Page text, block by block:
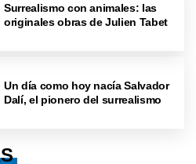
Surrealismo con animales: las
originales obras de Julien Tabet
Un día como hoy nacía Salvador
Dalí, el pionero del surrealismo